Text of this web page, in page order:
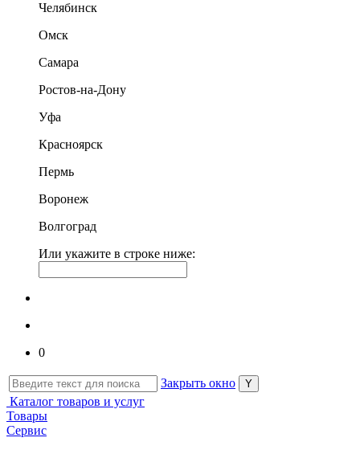
Челябинск
Омск
Самара
Ростов-на-Дону
Уфа
Красноярск
Пермь
Воронеж
Волгоград
Или укажите в строке ниже:
0
Закрыть окно
Каталог товаров и услуг
Товары
Сервис